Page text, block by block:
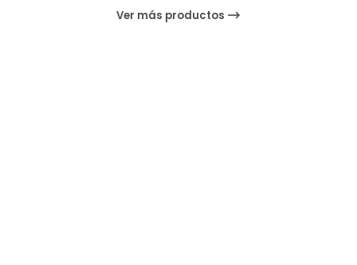
Ver más productos